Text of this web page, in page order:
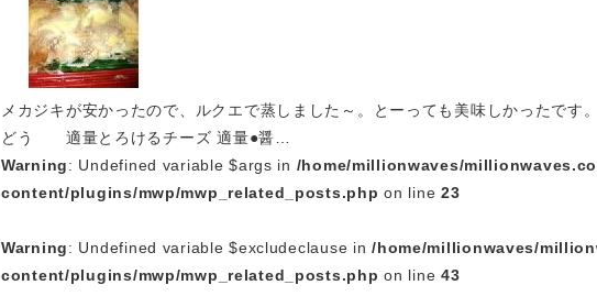
メカジキが安かったので、ルクエで蒸しました～。とーっても美味しかったで
どう 適量とろけるチーズ 適量●醤…
Warning: Undefined variable $args in /home/millionwaves/
content/plugins/mwp/mwp_related_posts.php on line23
Warning: Undefined variable $excludeclause in/home/millionwaves/
content/plugins/mwp/mwp_related_posts.php on line43